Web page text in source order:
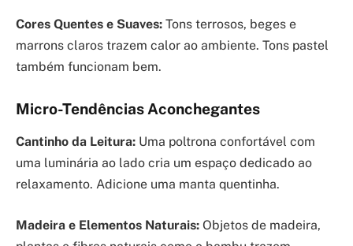
Cores Quentes e Suaves: Tons terrosos, beges e
marrons claros trazem calor ao ambiente. Tons pastel
também funcionam bem.
Micro-Tendências Aconchegantes
Cantinho da Leitura: Uma poltrona confortável com
uma luminária ao lado cria um espaço dedicado ao
relaxamento. Adicione uma manta quentinha.
Madeira e Elementos Naturais: Objetos de madeira,